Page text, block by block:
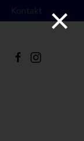
Kontakt ×